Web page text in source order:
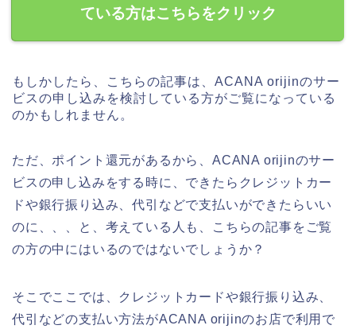
ている方はこちらをクリック
もしかしたら、こちらの記事は、ACANA orijinのサー
ビスの申し込みを検討している方がご覧になっている
のかもしれません。
ただ、ポイント還元があるから、ACANA orijinのサー
ビスの申し込みをする時に、できたらクレジットカー
ドや銀行振り込み、代引などで支払いができたらいい
のに、、、と、考えている人も、こちらの記事をご覧
の方の中にはいるのではないでしょうか？
そこでここでは、クレジットカードや銀行振り込み、
代引などの支払い方法がACANA orijinのお店で利用で